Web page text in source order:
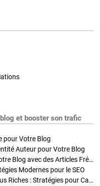
et booster son trafic
pour Votre Blog
Auteur pour Votre Blog
Stratégies de Publication : Boostez Votre Blog avec des Articles Fréquents et Exclusifs
Modernes pour le SEO
Enrichir Vos Articles avec des Contenus Riches : Stratégies pour Captiver et Optimiser